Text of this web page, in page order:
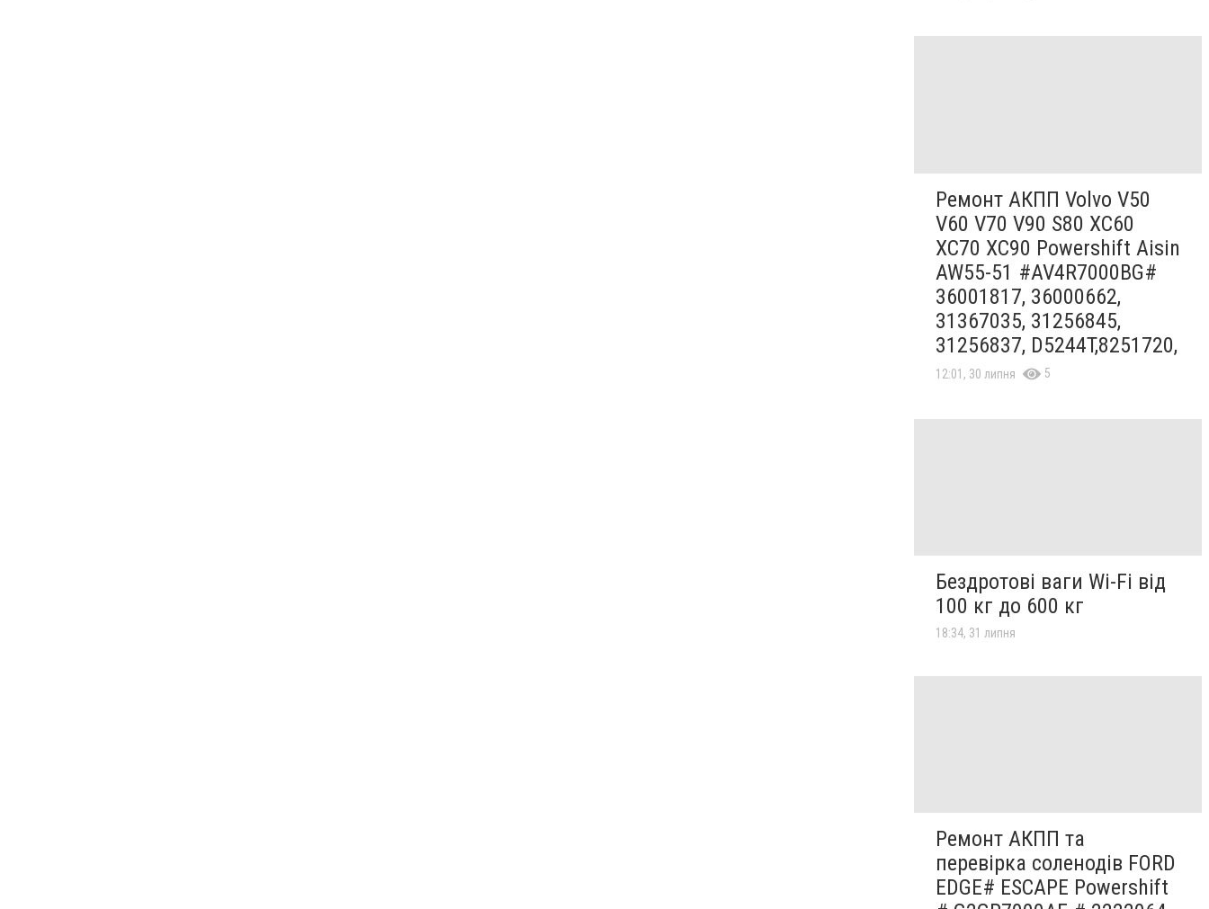
Ремонт АКПП Volvo V50
V60 V70 V90 S80 XC60
XC70 XC90 Powershift Aisin
AW55-51 #AV4R7000BG#
36001817, 36000662,
31367035, 31256845,
31256837, D5244T,8251720,
12:01, 30 липня 5
Бездротові ваги Wi-Fi від
100 кг до 600 кг
18:34, 31 липня
Ремонт АКПП та
перевірка соленодів FORD
EDGE# ESCAPE Powershift